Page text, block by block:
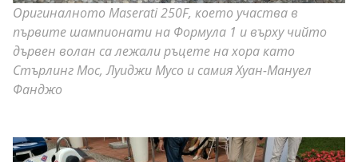
Оригиналното Maserati 250F, което участва в
първите шампионати на Формула 1 и върху чийто
дървен волан са лежали ръцете на хора като
Стърлинг Мос, Луиджи Мусо и самия Хуан-Мануел
Фанджо